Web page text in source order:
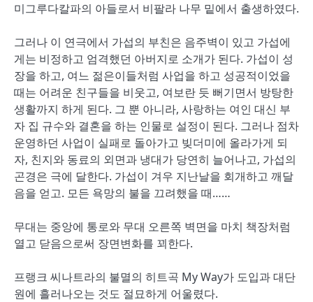
미그루다칼파의 아들로서 비팔라 나무 밑에서 출생하였다.
그러나 이 연극에서 가섭의 부친은 음주벽이 있고 가섭에
게는 비정하고 엄격했던 아버지로 소개가 된다. 가섭이 성
장을 하고, 여느 젊은이들처럼 사업을 하고 성공적이었을
때는 어려운 친구들을 비웃고, 여보란 듯 뻐기면서 방탕한
생활까지 하게 된다. 그 뿐 아니라, 사랑하는 여인 대신 부
자 집 규수와 결혼을 하는 인물로 설정이 된다. 그러나 점차
운영하던 사업이 실패로 돌아가고 빚더미에 올라가게 되
자, 친지와 동료의 외면과 냉대가 당연히 늘어나고, 가섭의
곤경은 극에 달한다. 가섭이 겨우 지난날을 회개하고 깨달
음을 얻고. 모든 욕망의 불을 끄려했을 때……
무대는 중앙에 통로와 무대 오른쪽 벽면을 마치 책장처럼
열고 닫음으로써 장면변화를 꾀한다.
프랭크 씨나트라의 불멸의 히트곡 My Way가 도입과 대단
원에 흘러나오는 것도 절묘하게 어울렸다.